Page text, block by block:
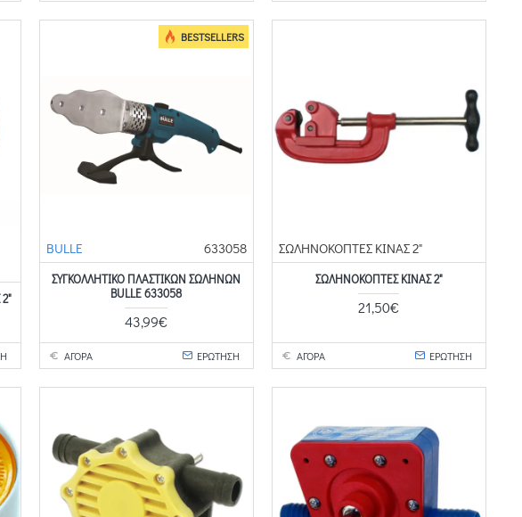
BESTSELLERS
BULLE 633058
ΣΥΓΚΟΛΛΗΤΙΚΌ ΠΛΑΣΤΙΚΏΝ ΣΩΛΉΝΩΝ
BULLE 633058
43,99€
ΑΓΟΡΑ ΕΡΩΤΗΣΗ
ΣΩΛΗΝΟΚΟΠΤΕΣ ΚΙΝΑΣ 2"
ΣΩΛΗΝΟΚΟΠΤΕΣ ΚΙΝΑΣ 2"
21,50€
ΑΓΟΡΑ ΕΡΩΤΗΣΗ